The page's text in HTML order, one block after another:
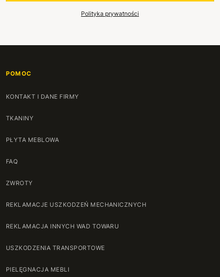
Polityka prywatności
POMOC
KONTAKT I DANE FIRMY
TKANINY
PŁYTA MEBLOWA
FAQ
ZWROTY
REKLAMACJE USZKODZEŃ MECHANICZNYCH
REKLAMACJA INNYCH WAD TOWARU
USZKODZENIA TRANSPORTOWE
PIELĘGNACJA MEBLI